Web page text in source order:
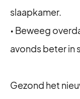
slaapkamer.
• Beweeg
avonds beter in
Gezond het